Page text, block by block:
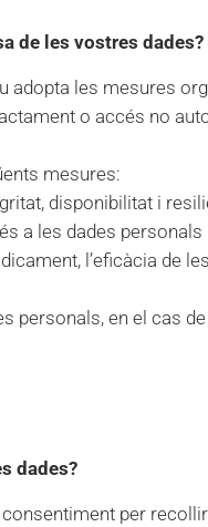
de les vostres dades?
adopta les mesures
o accés no
mesures:
disponibilitat i
a les dades
l’eficàcia de
personals, en el cas
dades?
per